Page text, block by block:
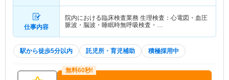
仕事内容
院内における臨床検査業務 生理検査：心電図・血圧
脈波・脳波・睡眠時無呼吸検査・…
駅から徒歩5分以内 託児所・育児補助 積極採用中